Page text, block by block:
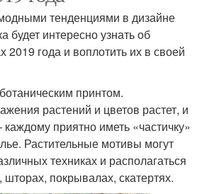
тенденциями в дизайне
будет интересно узнать об
2019 года и воплотить их в своей
принтом.
растений и цветов растет, и
каждому приятно иметь «частичку»
Растительные мотивы могут
техниках и располагаться
покрывалах, скатертях.